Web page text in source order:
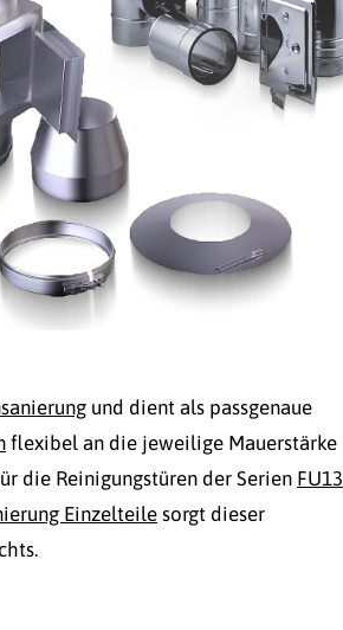
und dient als passgenaue
flexibel an die jeweilige Mauerstärke
die Reinigungstüren der Serien FU13
Einzelteile sorgt dieser